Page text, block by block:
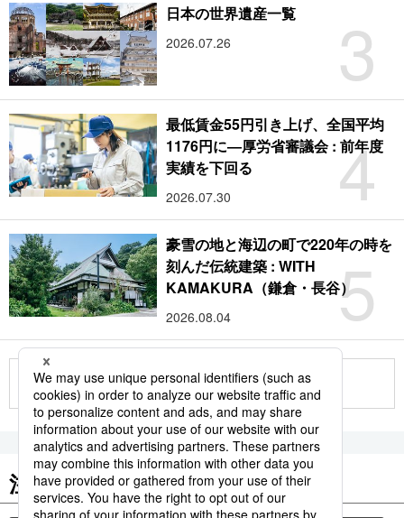
3
日本の世界遺産一覧
2026.07.26
4
最低賃金55円引き上げ、全国平均
1176円に―厚労省審議会 : 前年度
実績を下回る
2026.07.30
5
豪雪の地と海辺の町で220年の時を
刻んだ伝統建築 : WITH
KAMAKURA（鎌倉・長谷）
2026.08.04
もっと見る
注目のキーワード